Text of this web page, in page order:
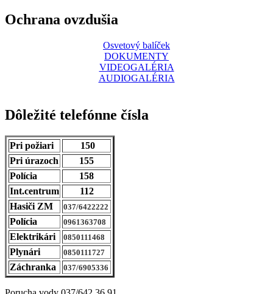
Ochrana ovzdušia
Osvetový balíček
DOKUMENTY
VIDEOGALÉRIA
AUDIOGALÉRIA
Dôležité telefónne čísla
Pri požiari
150
Pri úrazoch
155
Polícia
158
Int.centrum
112
Hasiči ZM
037/6422222
Polícia 0961363708
Elektrikári 0850111468
Plynári 0850111727
Záchranka 037/6905336